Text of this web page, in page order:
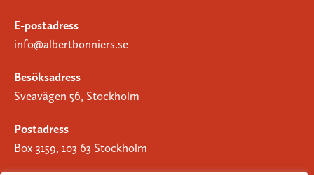
E-postadress
info@albertbonniers.se
Besöksadress
Sveavägen 56, Stockholm
Postadress
Box 3159, 103 63 Stockholm